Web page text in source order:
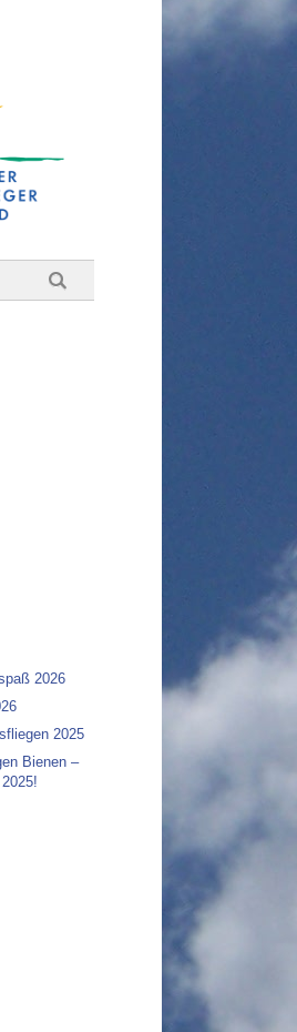
2026
2025
Bienen –